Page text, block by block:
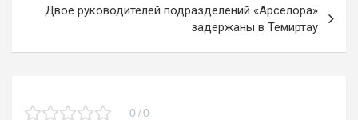
ni
ki
Двое руководителей подразделений «Арселора»
задержаны в Темиртау
0 / 0